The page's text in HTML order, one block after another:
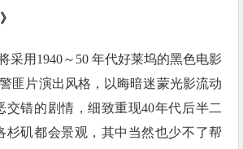
》
采用1940～50 年代好莱坞的黑色电影
警匪片演出风格，以晦暗迷蒙光影流动
交错的剧情，细致重现40年代后半二
杉矶都会景观，其中当然也少不了帮